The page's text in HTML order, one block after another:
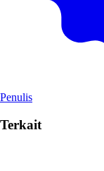
Penulis
Terkait